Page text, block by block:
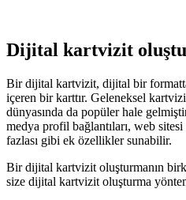
Dijital kartvizit
Bir dijital kartvizit, dijital bir
içeren bir karttır. Geleneksel
dünyasında da popüler hale
medya profil bağlantıları, web
fazlası gibi ek özellikler sunabilir.
Bir dijital kartvizit oluşturmanın
size dijital kartvizit oluşturma